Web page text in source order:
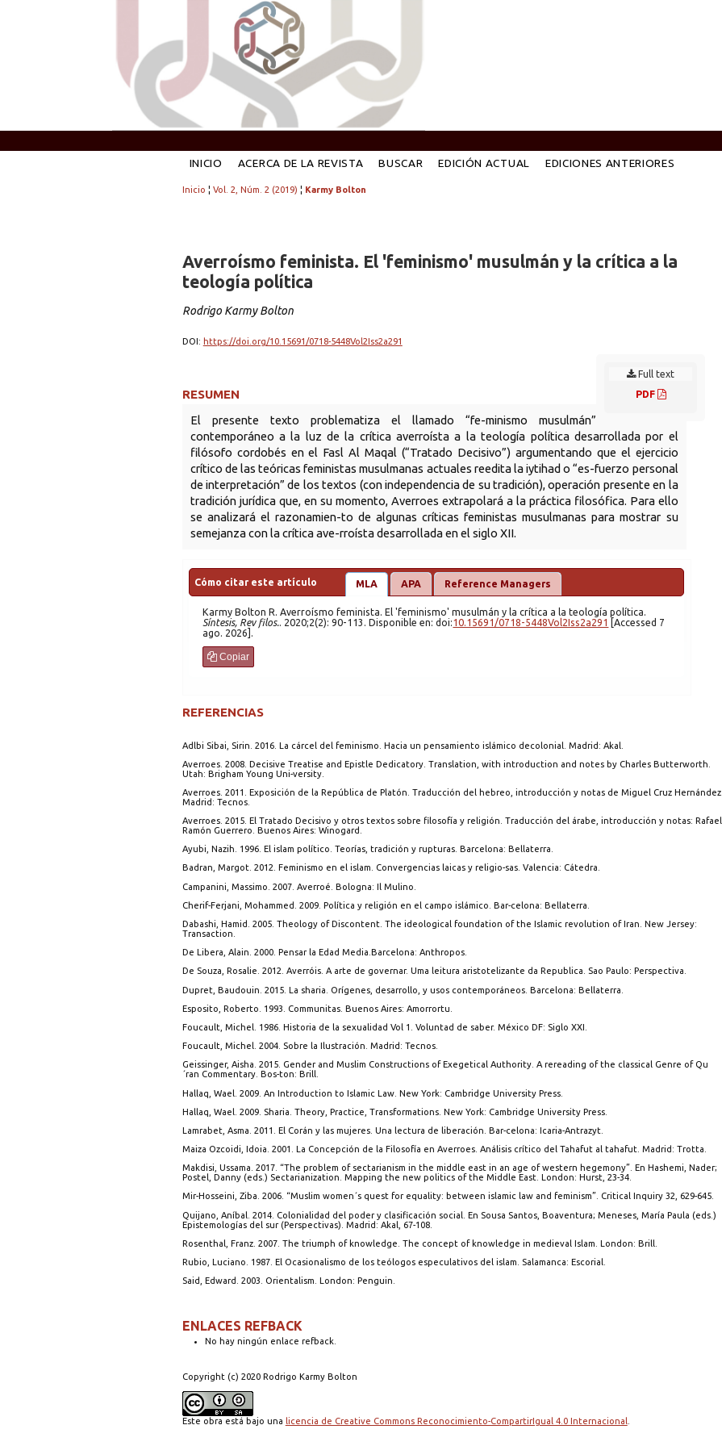
INICIO ACERCA DE LA REVISTA BUSCAR EDICIÓN ACTUAL EDICIONES ANTERIORES
Inicio ¦ Vol. 2, Núm. 2 (2019) ¦ Karmy Bolton
Averroísmo feminista. El 'feminismo' musulmán y la crítica a la
teología política
Rodrigo Karmy Bolton
DOI: https://doi.org/10.15691/0718-5448Vol2Iss2a291
Full text
PDF
RESUMEN
El presente texto problematiza el llamado “fe-minismo musulmán”
contemporáneo a la luz de la crítica averroísta a la teología política desarrollada por el
filósofo cordobés en el Fasl Al Maqal (“Tratado Decisivo”) argumentando que el ejercicio
crítico de las teóricas feministas musulmanas actuales reedita la iytihad o “es-fuerzo personal
de interpretación” de los textos (con independencia de su tradición), operación presente en la
tradición jurídica que, en su momento, Averroes extrapolará a la práctica filosófica. Para ello
se analizará el razonamien-to de algunas críticas feministas musulmanas para mostrar su
semejanza con la crítica ave-rroísta desarrollada en el siglo XII.
Cómo citar este artículo MLA APA Reference Managers
Karmy Bolton
R. Averroísmo feminista. El 'feminismo' musulmán y la crítica a la teología política.
Síntesis, Rev filos.
. 2020;2(2): 90-113. Disponible en: doi:10.15691/0718-5448Vol2Iss2a291 [Accessed 7
ago. 2026].
Copiar
REFERENCIAS
Adlbi Sibai, Sirin. 2016. La cárcel del feminismo. Hacia un pensamiento islámico decolonial. Madrid: Akal.
Averroes. 2008. Decisive Treatise and Epistle Dedicatory. Translation, with introduction and notes by Charles Butterworth.
Utah: Brigham Young Uni-versity.
Averroes. 2011. Exposición de la República de Platón. Traducción del hebreo, introducción y notas de Miguel Cruz Hernández.
Madrid: Tecnos.
Averroes. 2015. El Tratado Decisivo y otros textos sobre filosofía y religión. Traducción del árabe, introducción y notas: Rafael
Ramón Guerrero. Buenos Aires: Winogard.
Ayubi, Nazih. 1996. El islam político. Teorías, tradición y rupturas. Barcelona: Bellaterra.
Badran, Margot. 2012. Feminismo en el islam. Convergencias laicas y religio-sas. Valencia: Cátedra.
Campanini, Massimo. 2007. Averroé. Bologna: Il Mulino.
Cherif-Ferjani, Mohammed. 2009. Política y religión en el campo islámico. Bar-celona: Bellaterra.
Dabashi, Hamid. 2005. Theology of Discontent. The ideological foundation of the Islamic revolution of Iran. New Jersey:
Transaction.
De Libera, Alain. 2000. Pensar la Edad Media.Barcelona: Anthropos.
De Souza, Rosalie. 2012. Averróis. A arte de governar. Uma leitura aristotelizante da Republica. Sao Paulo: Perspectiva.
Dupret, Baudouin. 2015. La sharia. Orígenes, desarrollo, y usos contemporáneos. Barcelona: Bellaterra.
Esposito, Roberto. 1993. Communitas. Buenos Aires: Amorrortu.
Foucault, Michel. 1986. Historia de la sexualidad Vol 1. Voluntad de saber. México DF: Siglo XXI.
Foucault, Michel. 2004. Sobre la Ilustración. Madrid: Tecnos.
Geissinger, Aisha. 2015. Gender and Muslim Constructions of Exegetical Authority. A rereading of the classical Genre of Qu
´ran Commentary. Bos-ton: Brill.
Hallaq, Wael. 2009. An Introduction to Islamic Law. New York: Cambridge University Press.
Hallaq, Wael. 2009. Sharia. Theory, Practice, Transformations. New York: Cambridge University Press.
Lamrabet, Asma. 2011. El Corán y las mujeres. Una lectura de liberación. Bar-celona: Icaria-Antrazyt.
Maiza Ozcoidi, Idoia. 2001. La Concepción de la Filosofía en Averroes. Análisis crítico del Tahafut al tahafut. Madrid: Trotta.
Makdisi, Ussama. 2017. “The problem of sectarianism in the middle east in an age of western hegemony”. En Hashemi, Nader;
Postel, Danny (eds.) Sectarianization. Mapping the new politics of the Middle East. London: Hurst, 23-34.
Mir-Hosseini, Ziba. 2006. “Muslim women´s quest for equality: between islamic law and feminism”. Critical Inquiry 32, 629-645.
Quijano, Aníbal. 2014. Colonialidad del poder y clasificación social. En Sousa Santos, Boaventura; Meneses, María Paula (eds.)
Epistemologías del sur (Perspectivas). Madrid: Akal, 67-108.
Rosenthal, Franz. 2007. The triumph of knowledge. The concept of knowledge in medieval Islam. London: Brill.
Rubio, Luciano. 1987. El Ocasionalismo de los teólogos especulativos del islam. Salamanca: Escorial.
Said, Edward. 2003. Orientalism. London: Penguin.
ENLACES REFBACK
No hay ningún enlace refback.
Copyright (c) 2020 Rodrigo Karmy Bolton
Este obra está bajo una licencia de Creative Commons Reconocimiento-CompartirIgual 4.0 Internacional